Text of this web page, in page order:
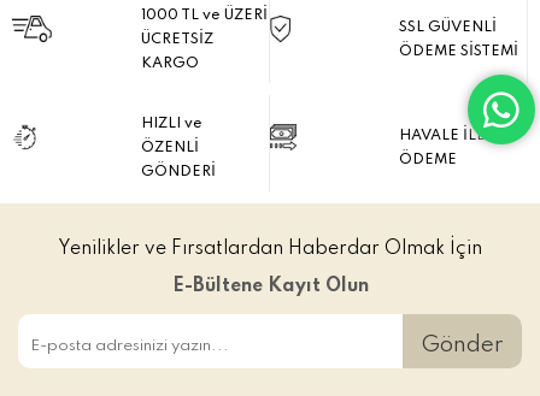
1000 TL ve ÜZERİ
ÜCRETSİZ
KARGO
SSL GÜVENLİ
ÖDEME SİSTEMİ
HIZLI ve
ÖZENLİ
GÖNDERİ
HAVALE İLE
ÖDEME
Yenilikler ve Fırsatlardan Haberdar Olmak İçin
E-Bültene Kayıt Olun
Gönder